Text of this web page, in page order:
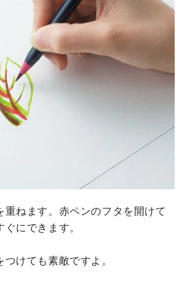
ねます。赤ペンのフタを開けて
にできます。
けても素敵ですよ。